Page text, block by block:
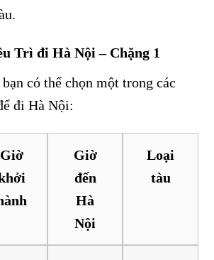
Trì đi Hà Nội – Chặng 1
có thể chọn một trong các
đi Hà Nội:
Giờ
Giờ
đến
Hà
Nội
Loại
tàu